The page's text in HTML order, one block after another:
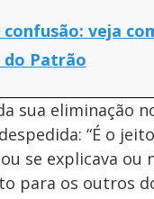
veja
do Patrão
sua eliminação
“É o
se explicava
para os outros